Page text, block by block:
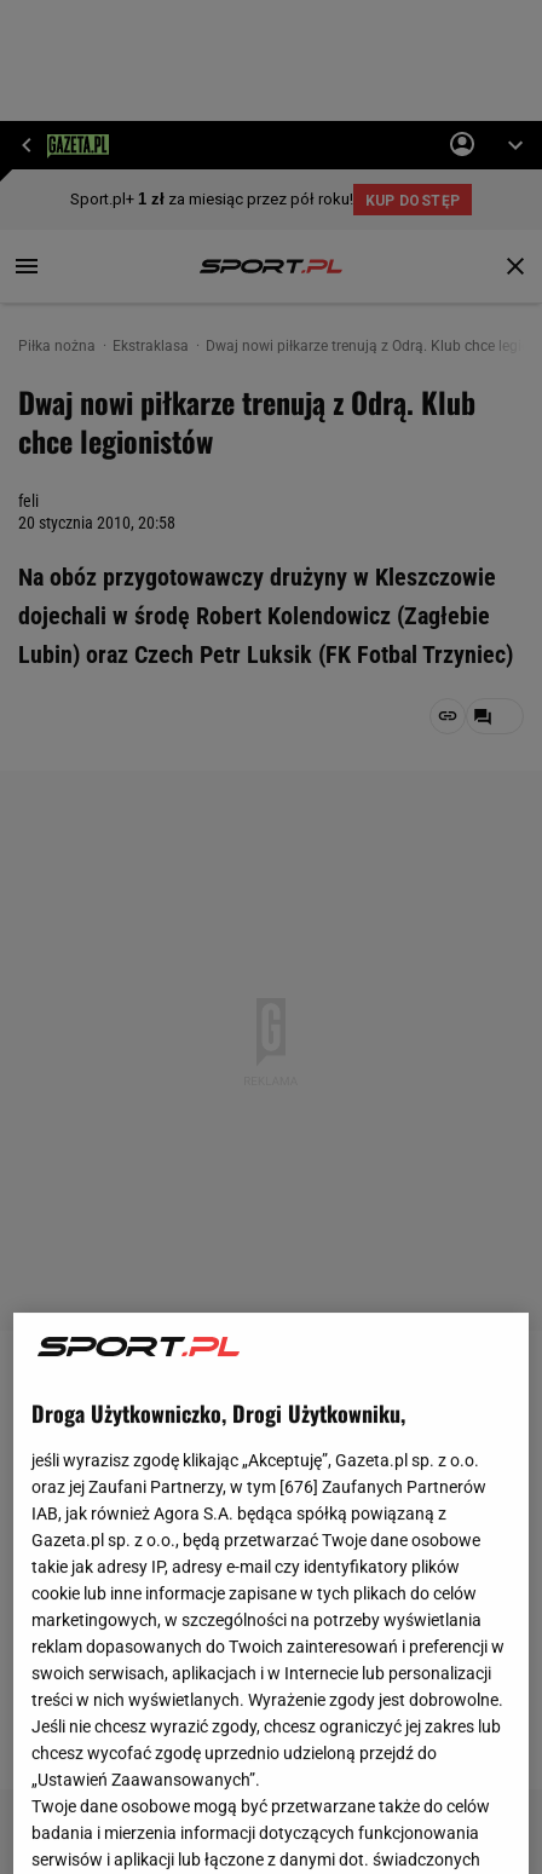
Piłka nożna Ekstraklasa Dwaj nowi piłkarze trenują z Odrą. Klub chce
Dwaj nowi piłkarze trenują z Odrą. Klub
chce legionistów
feli
20 stycznia 2010, 20:58
Na obóz przygotowawczy drużyny w Kleszczowie
dojechali w środę Robert Kolendowicz (Zagłebie
Lubin) oraz Czech Petr Luksik (FK Fotbal Trzyniec)
zarządu Odry Wodzisław Dariusz Kozielski. Działacz
Odry potwierdza również informację, że Brasilia
zaakceptował zaproponowane przez klub warunki
kontraktu. - Terazruch należy do nas, ale jeszcze się
zastanawiamy. Licząc z dwójkąpiłkarzy, która dzisiaj
dotarła na obóz, to w tej chwili mamy do dyspozycji
w Kleszczowie czterech lewych pomocników
[dochodzą jeszcze John Felipe Donato oraz Koba
Szalamberidze - przyp.red.]. Może spośród nich uda
się kogoś wybrać? - zastanawia się Kozielski.
Droga Użytkowniczko, Drogi Użytkowniku,
jeśli wyrazisz zgodę klikając „Akceptuję”, Gazeta.pl sp. z o.o.
oraz jej Zaufani Partnerzy, w tym [676] Zaufanych Partnerów
IAB, jak również Agora S.A. będąca spółką powiązaną z
Gazeta.pl sp. z o.o., będą przetwarzać Twoje dane osobowe
takie jak adresy IP, adresy e-mail czy identyfikatory plików
cookie lub inne informacje zapisane w tych plikach do celów
marketingowych, w szczególności na potrzeby wyświetlania
reklam dopasowanych do Twoich zainteresowań i preferencji w
swoich serwisach, aplikacjach i w Internecie lub personalizacji
treści w nich wyświetlanych. Wyrażenie zgody jest dobrowolne.
Jeśli nie chcesz wyrazić zgody, chcesz ograniczyć jej zakres lub
chcesz wycofać zgodę uprzednio udzieloną przejdź do
„Ustawień Zaawansowanych”.
Twoje dane osobowe mogą być przetwarzane także do celów
badania i mierzenia informacji dotyczących funkcjonowania
serwisów i aplikacji lub łączone z danymi dot. świadczonych